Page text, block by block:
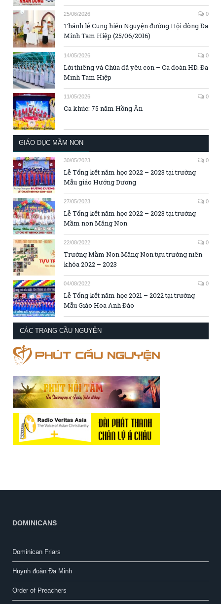
25/06/2026 0
Thánh lễ Cung hiến Nguyện đường Hội dòng Đa
Minh Tam Hiệp (25/06/2016)
14/05/2026 0
Lời thiêng và Chúa đã yêu con – Ca đoàn HD. Đa
Minh Tam Hiệp
11/05/2026 0
Ca khúc: 75 năm Hồng Ân
GIÁO DỤC MẦM NON
30/05/2023 0
Lễ Tổng kết năm học 2022 – 2023 tại trường
Mẫu giáo Hướng Dương
27/05/2023 0
Lễ Tổng kết năm học 2022 – 2023 tại trường
Mầm non Măng Non
22/08/2022 0
Trường Mầm Non Măng Non tựu trường niên
khóa 2022 – 2023
04/08/2022 0
Lễ Tổng kết năm học 2021 – 2022 tại trường
Mẫu Giáo Hoa Anh Đào
CÁC TRANG CẦU NGUYỆN
DOMINICANS
Dominican Friars
Huynh đoàn Đa Minh
Order of Preachers